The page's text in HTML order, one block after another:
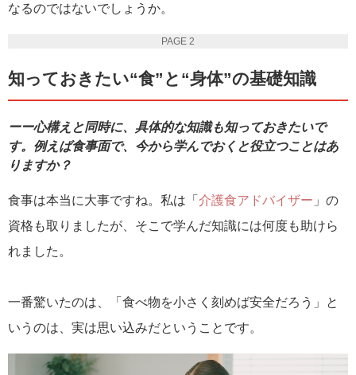
なるのではないでしょうか。
PAGE 2
知っておきたい“食”と“身体”の基礎知識
ーー心構えと同時に、具体的な知識も知っておきたいで
す。例えば食事面で、今から学んでおくと役立つことはあ
りますか？
食事は本当に大事ですね。私は「 介護食アドバイザー 」の
資格も取りましたが、そこで学んだ知識には何度も助けら
れました。
一番驚いたのは、「食べ物を小さく刻めば安全だろう」と
いうのは、実は思い込みだということです。